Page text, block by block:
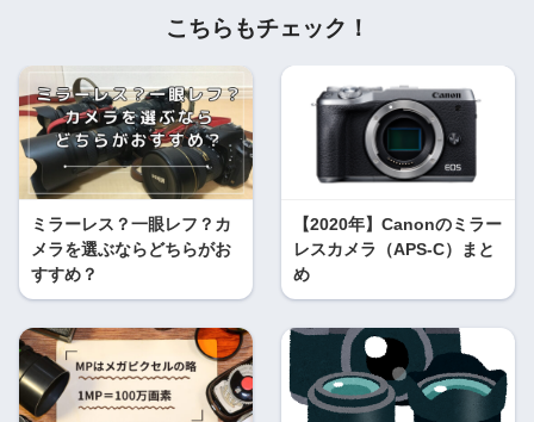
こちらもチェック！
ミラーレス？一眼レフ？カ
メラを選ぶならどちらがお
すすめ？
【2020年】Canonのミラー
レスカメラ（APS-C）まと
め